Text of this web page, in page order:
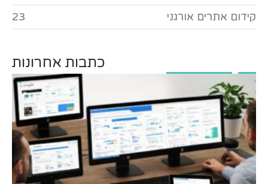
קידום אתרים אורגני
23
כתבות אחרונות